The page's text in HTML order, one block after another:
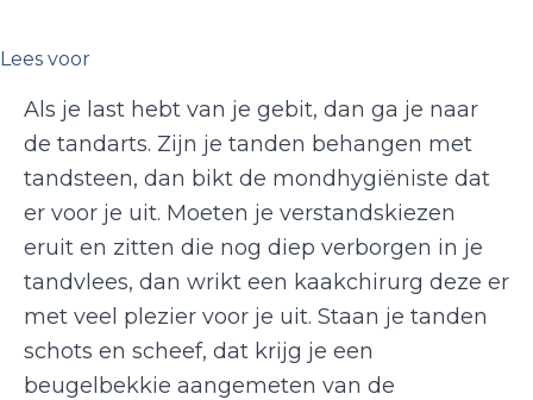
Lees voor
Als je last hebt van je gebit, dan ga je naar
de tandarts. Zijn je tanden behangen met
tandsteen, dan bikt de mondhygiëniste dat
er voor je uit. Moeten je verstandskiezen
eruit en zitten die nog diep verborgen in je
tandvlees, dan wrikt een kaakchirurg deze er
met veel plezier voor je uit. Staan je tanden
schots en scheef, dat krijg je een
beugelbekkie aangemeten van de